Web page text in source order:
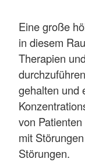
Eine große
in diesem
Therapien
gehalten und
von
mit
Störungen.